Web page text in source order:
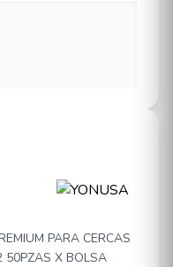
PARA CERCAS
50PZAS X BOLSA